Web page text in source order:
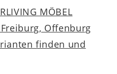
MÖBEL
Freiburg, Offenburg
finden und